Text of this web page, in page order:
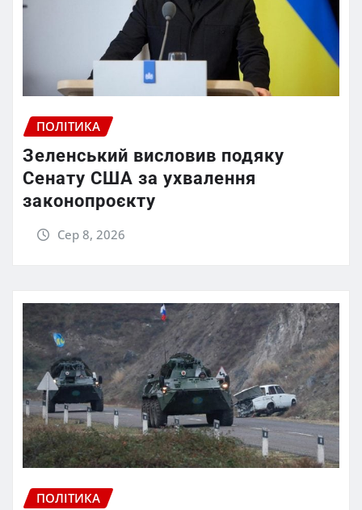
ПОЛІТИКА
Зеленський висловив подяку
Сенату США за ухвалення
законопроєкту
Сер 8, 2026
ПОЛІТИКА